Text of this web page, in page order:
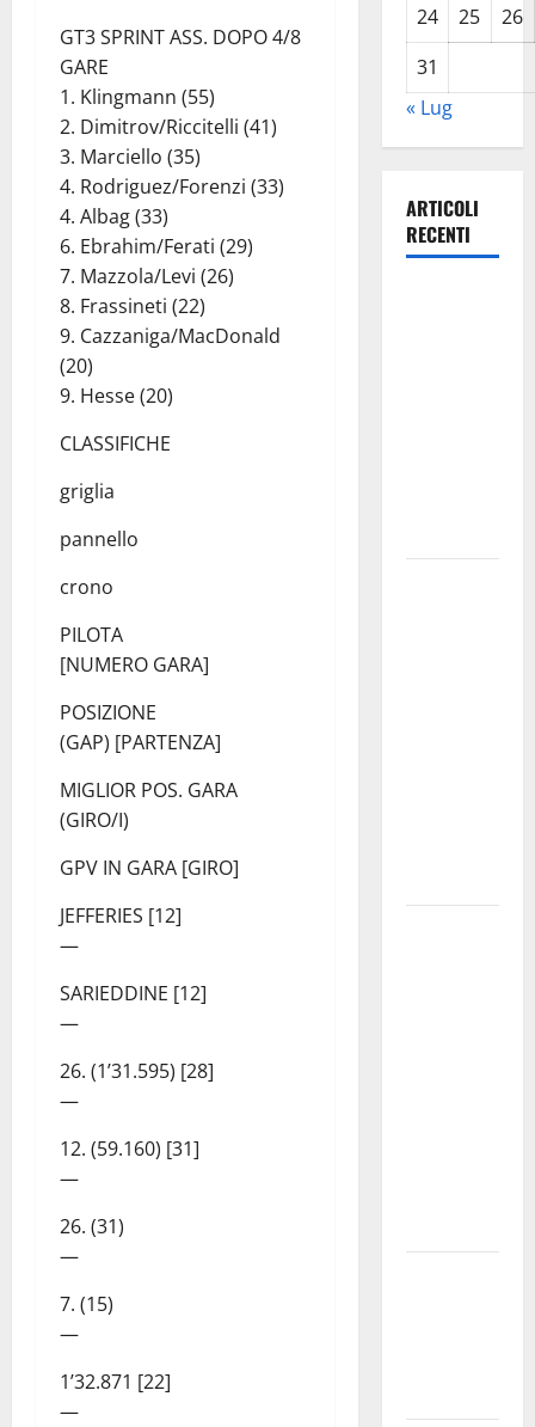
GT3 SPRINT ASS. DOPO 4/8
GARE
1. Klingmann (55)
2. Dimitrov/Riccitelli (41)
3. Marciello (35)
4. Rodriguez/Forenzi (33)
4. Albag (33)
6. Ebrahim/Ferati (29)
7. Mazzola/Levi (26)
8. Frassineti (22)
9. Cazzaniga/MacDonald
(20)
9. Hesse (20)
CLASSIFICHE
griglia
pannello
crono
PILOTA
[NUMERO GARA]
POSIZIONE
(GAP) [PARTENZA]
MIGLIOR POS. GARA
(GIRO/I)
GPV IN GARA [GIRO]
JEFFERIES [12]
—
SARIEDDINE [12]
—
26. (1’31.595) [28]
—
12. (59.160) [31]
—
26. (31)
—
7. (15)
—
1’32.871 [22]
—
24 25
26
31
« Lug
ARTICOLI
RECENTI